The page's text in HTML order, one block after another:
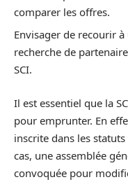
comparer les offres.
Envisager de recourir
recherche de
SCI.
Il est essentiel que la
pour emprunter. En
inscrite dans les statuts
cas, une assemblée
convoquée pour